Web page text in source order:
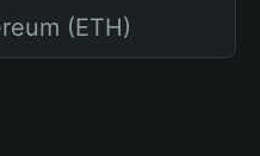
(ETH)